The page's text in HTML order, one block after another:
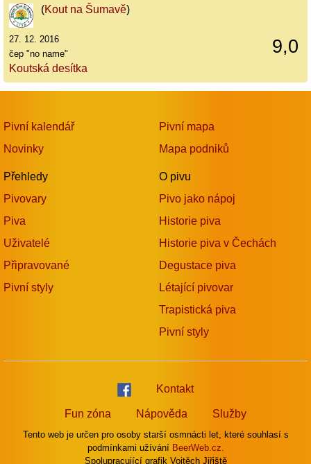
(Kout na Šumavě)
9,0
27. 12. 2016
čep "no name"
Koutská desítka
Pivní kalendář
Novinky
Přehledy
Pivovary
Piva
Uživatelé
Připravované
Pivní styly
Pivní mapa
Mapa podniků
O pivu
Pivo jako nápoj
Historie piva
Historie piva v Čechách
Degustace piva
Létající pivovar
Trapistická piva
Pivní styly
Kontakt
Fun zóna Nápověda Služby
Tento web je určen pro osoby starší osmnácti let, které souhlasí s
podmínkami užívání BeerWeb.cz.
Spolupracující grafik Vojtěch Jiřiště